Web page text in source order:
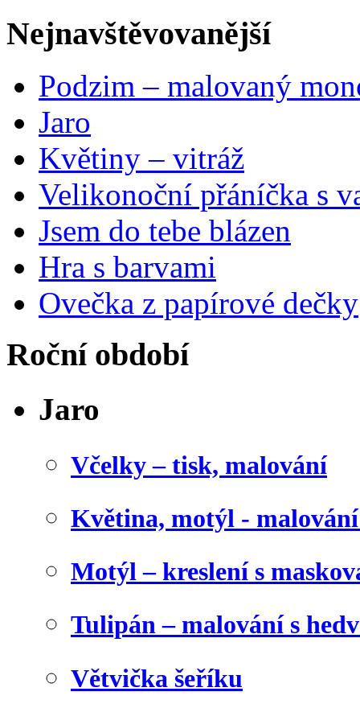
Nejnavštěvovanější
Podzim – malovaný
Jaro
Květiny – vitráž
Velikonoční přáníčka s
Jsem do tebe blázen
Hra s barvami
Ovečka z papírové dečky
Roční období
Jaro
Včelky – tisk, malování
Květina, motýl -
Motýl – kreslení s
Tulipán – malování s
Větvička šeříku